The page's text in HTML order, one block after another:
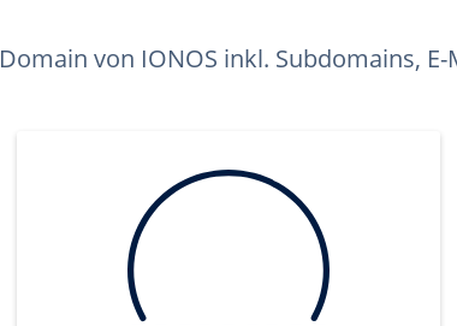
Domain von IONOS inkl. Subdomains,